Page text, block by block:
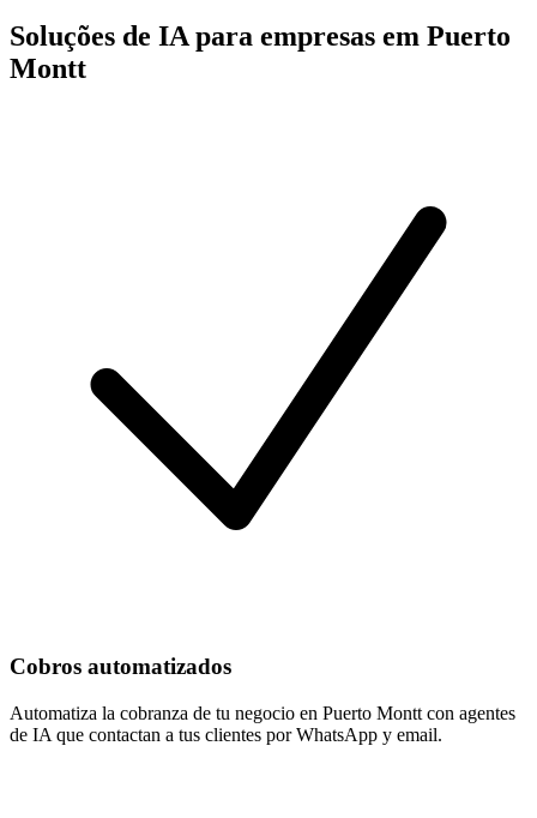
Soluções de IA para empresas em Puerto
Montt
Cobros automatizados
Automatiza la cobranza de tu negocio en Puerto Montt con agentes
de IA que contactan a tus clientes por WhatsApp y email.